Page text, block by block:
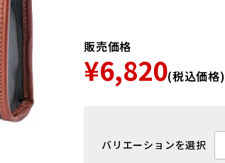
販売価格
¥6,820(税込価格)
バリエーション